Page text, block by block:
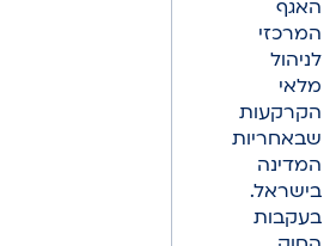
האגף
המרכזי
לניהול
מלאי
הקרקעות
שבאחריות
המדינה
בישראל.
בעקבות